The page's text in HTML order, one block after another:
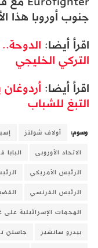
جنوب أوروبا هذا
اقرأ أيضا:
التركي الخليجي
اقرأ أيضا:
التبغ للشباب
وسوم: أولاف شولتز
الاتحاد الأوروبي
الرئيس الأمريكي
الرئيس الفرنسي
الهجمات الإسرائيلية على
بيدرو سانشيز
جاستن